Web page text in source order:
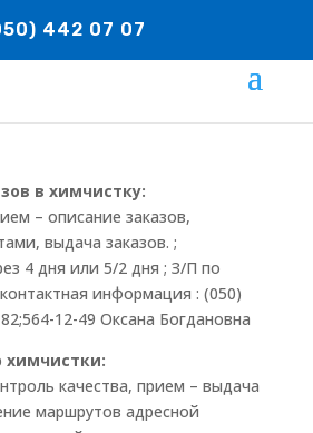
442 07 07
в химчистку:
– описание заказов,
выдача заказов. ;
4 дня или 5/2 дня ; З/П по
информация : (050)
12-49 Оксана Богдановна
качества, прием – выдача
маршрутов адресной